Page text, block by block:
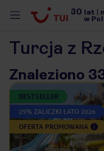
30 lat
w
Turcja z
Znaleziono
BESTSELLER
25% ZALICZKI LATO 2026
OFERTA PROMOWANA